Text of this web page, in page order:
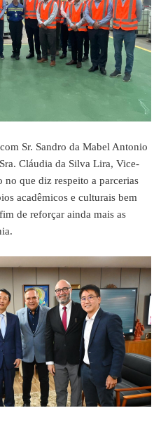
Sr. Sandro da Mabel Antonio
Cláudia da Silva Lira, Vice-
que diz respeito a parcerias
acadêmicos e culturais bem
de reforçar ainda mais as